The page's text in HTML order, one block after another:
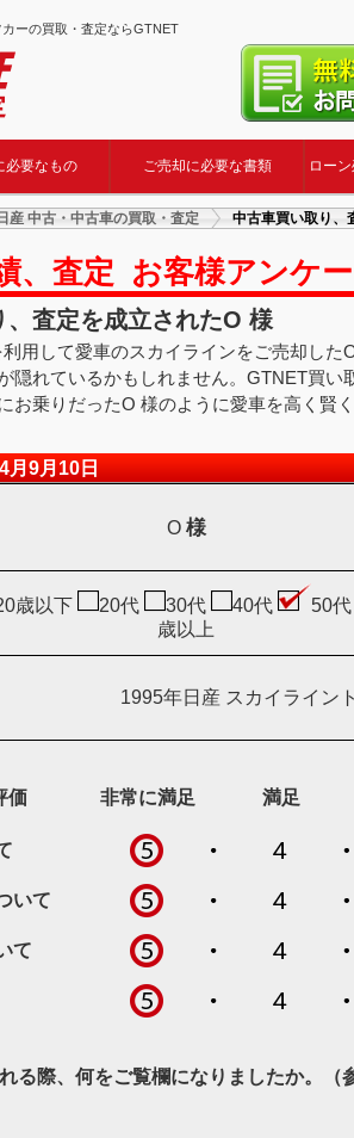
ーの買取・査定ならGTNET
必要なもの ご売却に必要な書類 ロー
産 中古・中古車の買取・査定 中古車買い取り、
、査定 お客様アンケ
査定を成立されたO 様
用して愛車のスカイラインをご売却し
隠れているかもしれません。GTNET買
お乗りだったO 様のように愛車を高く賢く
月9月10日
O 様
歳以下 20代 30代 40代 50代
歳以上
1995年日産 スカイライン
価 非常に満足 満足
いて
て
る際、何をご覧欄になりましたか。（